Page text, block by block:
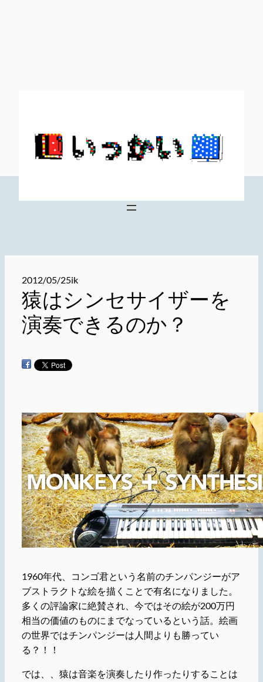
2012/05/25ik
猿はシンセサイザーを
演奏できるのか？
1960年代、コンゴ君という名前のチンパンジーがア
ブストラクトな絵を描くことで有名になりました。
多くの評論家に絶賛され、今ではその絵が200万円
相当の価値のものにまでなっているという話。絵画
の世界ではチンパンジーは人間よりも勝ってい
る？！！
では、、猿は音楽を演奏したり作ったりすることは